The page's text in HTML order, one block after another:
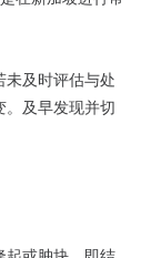
未及时评估与处
。及早发现并切